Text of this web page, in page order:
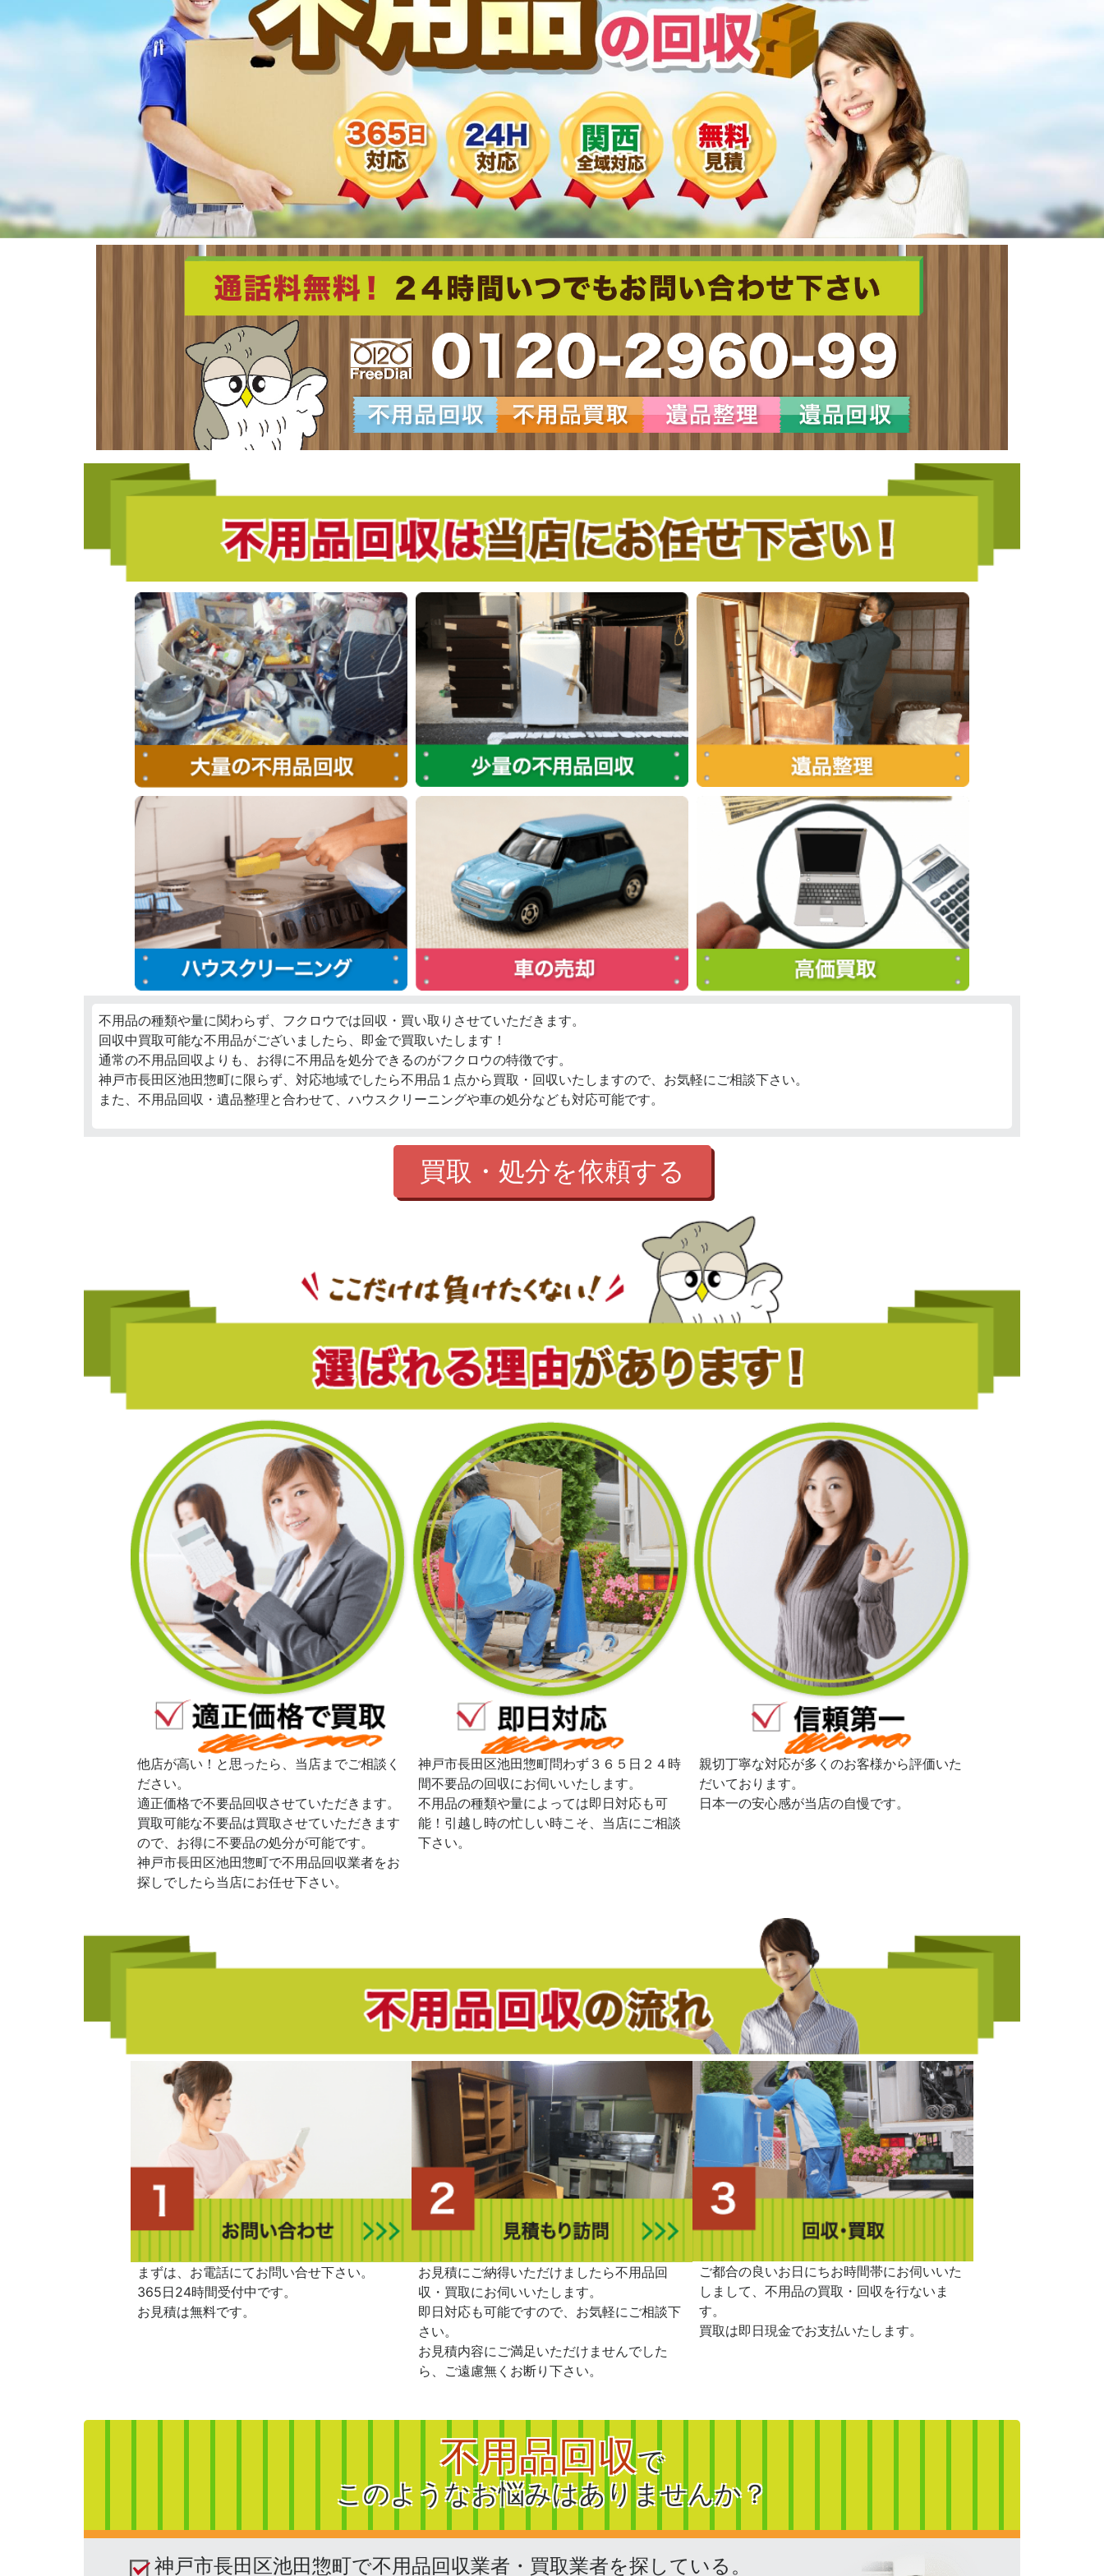
不用品の種類や量に関わらず、フクロウでは回収・買い取りさせていただきます。
回収中買取可能な不用品がございましたら、即金で買取いたします！
通常の不用品回収よりも、お得に不用品を処分できるのがフクロウの特徴です。
神戸市長田区池田惣町に限らず、対応地域でしたら不用品１点から買取・回収いたしますので、お気軽にご相談下さい。
また、不用品回収・遺品整理と合わせて、ハウスクリーニングや車の処分なども対応可能です。
買取・処分を依頼する
他店が高い！と思ったら、当店までご相談く
ださい。
適正価格で不要品回収させていただきます。
買取可能な不要品は買取させていただきます
ので、お得に不要品の処分が可能です。
神戸市長田区池田惣町で不用品回収業者をお
探しでしたら当店にお任せ下さい。
神戸市長田区池田惣町問わず３６５日２４時
間不要品の回収にお伺いいたします。
不用品の種類や量によっては即日対応も可
能！引越し時の忙しい時こそ、当店にご相談
下さい。
親切丁寧な対応が多くのお客様から評価いた
だいております。
日本一の安心感が当店の自慢です。
まずは、お電話にてお問い合せ下さい。
365日24時間受付中です。
お見積は無料です。
お見積にご納得いただけましたら不用品回
収・買取にお伺いいたします。
即日対応も可能ですので、お気軽にご相談下
さい。
お見積内容にご満足いただけませんでした
ら、ご遠慮無くお断り下さい。
ご都合の良いお日にちお時間帯にお伺いいた
しまして、不用品の買取・回収を行ないま
す。
買取は即日現金でお支払いたします。
不用品回収で
このようなお悩みはありませんか？
神戸市長田区池田惣町で不用品回収業者・買取業者を探している。